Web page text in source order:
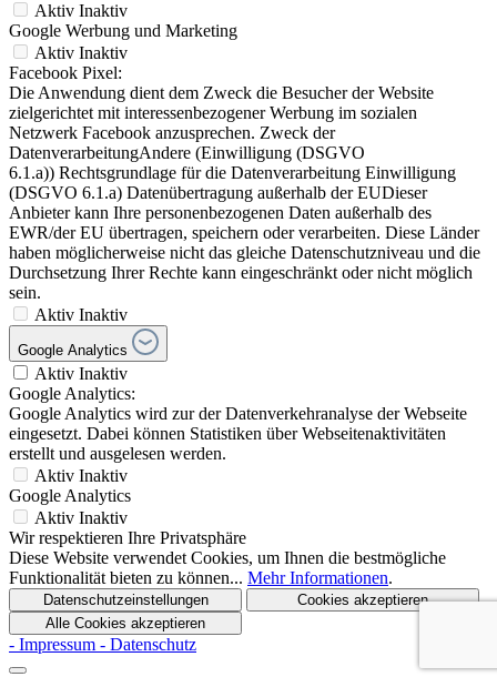
Aktiv Inaktiv
Google Werbung und Marketing
Aktiv Inaktiv
Facebook Pixel:
Die Anwendung dient dem Zweck die Besucher der Website
zielgerichtet mit interessenbezogener Werbung im sozialen
Netzwerk Facebook anzusprechen. Zweck der
DatenverarbeitungAndere (Einwilligung (DSGVO
6.1.a)) Rechtsgrundlage für die Datenverarbeitung Einwilligung
(DSGVO 6.1.a) Datenübertragung außerhalb der EUDieser
Anbieter kann Ihre personenbezogenen Daten außerhalb des
EWR/der EU übertragen, speichern oder verarbeiten. Diese Länder
haben möglicherweise nicht das gleiche Datenschutzniveau und die
Durchsetzung Ihrer Rechte kann eingeschränkt oder nicht möglich
sein.
Aktiv Inaktiv
Google Analytics
Aktiv Inaktiv
Google Analytics:
Google Analytics wird zur der Datenverkehranalyse der Webseite
eingesetzt. Dabei können Statistiken über Webseitenaktivitäten
erstellt und ausgelesen werden.
Aktiv Inaktiv
Google Analytics
Aktiv Inaktiv
Wir respektieren Ihre Privatsphäre
Diese Website verwendet Cookies, um Ihnen die bestmögliche
Funktionalität bieten zu können... Mehr Informationen.
Datenschutzeinstellungen
Cookies akzeptieren
Alle Cookies akzeptieren
- Impressum - Datenschutz